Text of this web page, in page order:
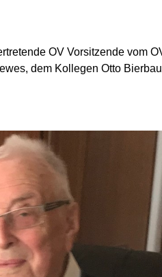
OV Vorsitzende vom
dem Kollegen Otto